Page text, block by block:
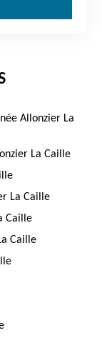
Allonzier La
La Caille
La Caille
Caille
Caille